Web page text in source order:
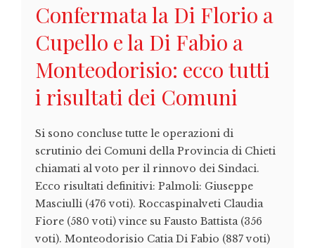
Confermata la Di Florio a
Cupello e la Di Fabio a
Monteodorisio: ecco tutti
i risultati dei Comuni
Si sono concluse tutte le operazioni di
scrutinio dei Comuni della Provincia di Chieti
chiamati al voto per il rinnovo dei Sindaci.
Ecco risultati definitivi: Palmoli: Giuseppe
Masciulli (476 voti). Roccaspinalveti Claudia
Fiore (580 voti) vince su Fausto Battista (356
voti). Monteodorisio Catia Di Fabio (887 voti)